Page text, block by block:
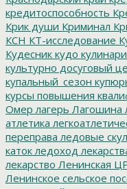
кредитоспособность
Крик души Криминал
КСН КТ-исследование
Кудесник кудо
культурно досуговый
купальный_сезон
курсы повышения
Омер лагерь Лагошина
атлетика
переправа ледовые
каток ледоход
лекарство Ленинская
Ленинское сельское